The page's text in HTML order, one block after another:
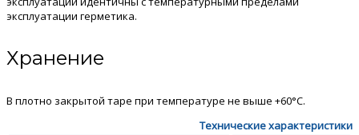
эксплуатации герметика.
Хранение
В плотно закрытой таре при температуре не выше +60°С.
Технические характеристики